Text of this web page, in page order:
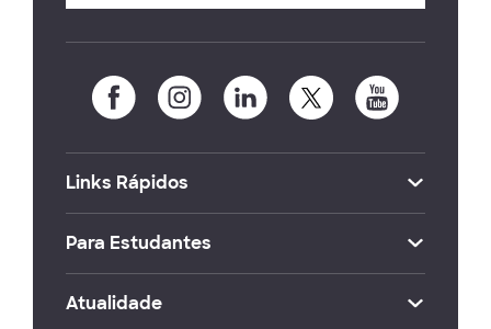
Links Rápidos
Para Estudantes
Atualidade